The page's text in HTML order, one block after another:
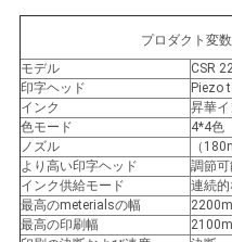
べ
て
の
場
合
プロダクト変数
モデル
CSR
印字ヘッド
Piezo
インク
昇華
色モード
4*4色
ノズル
（
より高い印字ヘッド
調節
インク供給モード
連続
最高のmeterialsの幅
最高の印刷幅